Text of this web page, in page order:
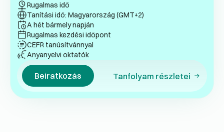
Rugalmas idő
Tanítási idő: Magyarország (GMT+2)
A hét bármely napján
Rugalmas kezdési időpont
CEFR tanúsítvánnyal
Anyanyelvi oktatók
Beiratkozás Tanfolyam részletei